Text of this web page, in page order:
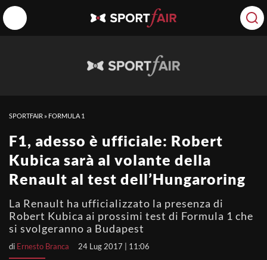
SPORTFAIR » FORMULA 1
F1, adesso è ufficiale: Robert
Kubica sarà al volante della
Renault al test dell’Hungaroring
La Renault ha ufficializzato la presenza di
Robert Kubica ai prossimi test di Formula 1 che
si svolgeranno a Budapest
di Ernesto Branca 24 Lug 2017 | 11:06